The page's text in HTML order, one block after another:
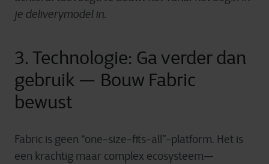
je deliverymodel in.
3. Technologie: Ga verder dan
gebruik — Bouw Fabric
bewust
Fabric is geen “one-size-fits-all”-platform. Het is
een krachtig maar complex ecosysteem—